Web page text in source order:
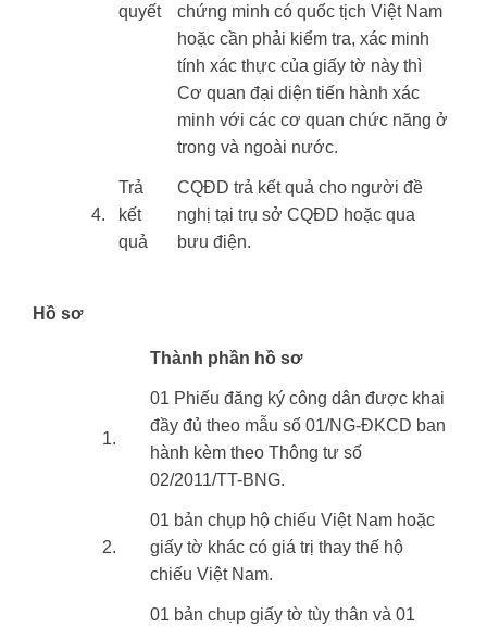
quyết
chứng minh có quốc tịch Việt Nam
hoặc cần phải kiểm tra, xác minh
tính xác thực của giấy tờ này thì
Cơ quan đại diện tiến hành xác
minh với các cơ quan chức năng ở
trong và ngoài nước.
​4.
​Trả
kết
quả
​CQĐD trả kết quả cho người đề
nghị tại trụ sở CQĐD hoặc qua
bưu điện.
Hồ sơ
​Thành phần hồ sơ
​1.
01 Phiếu đăng ký công dân được khai
đầy đủ theo mẫu số 01/NG-ĐKCD ban
hành kèm theo Thông tư số
02/2011/TT-BNG.
​2.
01 bản chụp hộ chiếu Việt Nam hoặc
giấy tờ khác có giá trị thay thế hộ
chiếu Việt Nam.
​01 bản chụp giấy tờ tùy thân và 01